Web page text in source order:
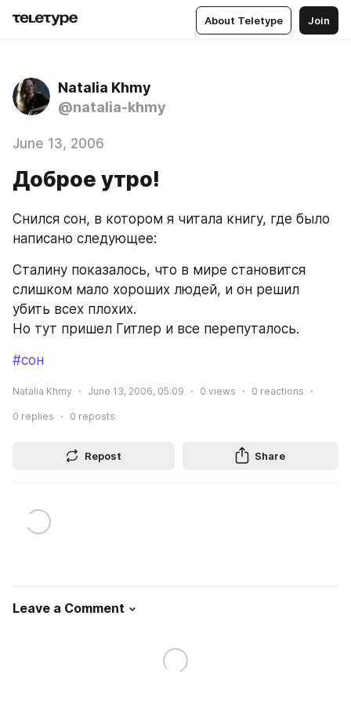
About Teletype Join
Natalia Khmy
@natalia-khmy
June 13, 2006
Доброе утро!
Снился сон, в котором я читала книгу, где было
написано следующее:
Сталину показалось, что в мире становится
слишком мало хороших людей, и он решил
убить всех плохих.
Но тут пришел Гитлер и все перепуталось.
#сон
Natalia Khmy June 13, 2006, 05:09 0 views 0 reactions
0 replies 0 reposts
Repost Share
Leave a Comment